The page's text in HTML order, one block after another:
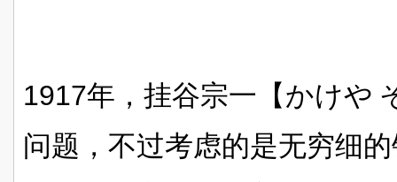
1917年，挂谷宗一【かけや
问题，不过考虑的是无穷细